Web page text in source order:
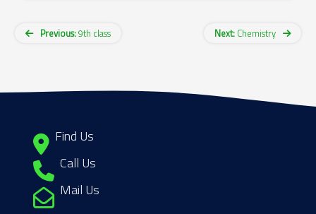
Category
Previous:9th class Next: Chemistry
Find Us
Call Us
Mail Us